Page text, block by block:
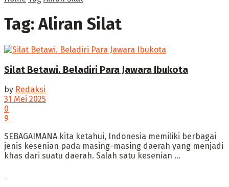
Tag:Aliran Silat
Silat Betawi. Beladiri Para Jawara Ibukota
by Redaksi
31 Mei 2025
0
9
SEBAGAIMANA kita ketahui, ‎Indonesia memiliki berbagai
jenis kesenian pada masing-masing daerah yang menjadi
khas dari suatu daerah. Salah satu kesenian ...